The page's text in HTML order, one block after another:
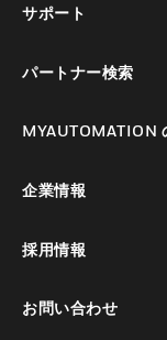
サポート
パートナー検索
MYAUTOMATION
企業情報
採用情報
お問い合わせ